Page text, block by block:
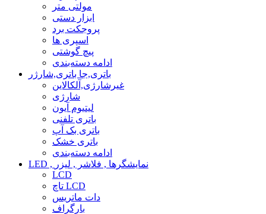
مولتی متر
ابزار دستی
پروجکت برد
اسپری ها
پیچ گوشتی
ادامه دسته‌بندی
باتری,جا باتری,شارژر
غیرشارژی,آلکالاین
شارژی
لیتیوم آیون
باتری تلفنی
باتری بک آپ
باتری خشک
ادامه دسته‌بندی
LED , نمایشگرها , فلاشر , لیزر
LCD
تاچ LCD
دات ماتریس
بارگراف